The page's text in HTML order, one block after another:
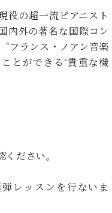
役の超一流ピアニスト
内外の著名な国際コン
“フランス・ノアン音楽
とができる”貴重な機
ださい。
レッスンを行ないま